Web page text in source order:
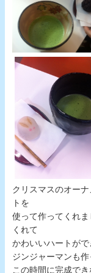
クリスマスのオー
トを
使って作ってくれ
くれて
かわいいハートが
ジンジャーマンも作
この時間に完成で